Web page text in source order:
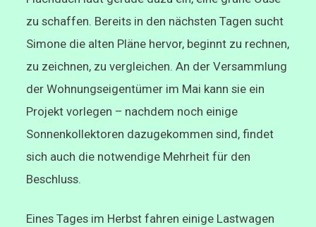
zu schaffen. Bereits in den nächsten Tagen sucht
Simone die alten Pläne hervor, beginnt zu rechnen,
zu zeichnen, zu vergleichen. An der Versammlung
der Wohnungseigentümer im Mai kann sie ein
Projekt vorlegen – nachdem noch einige
Sonnenkollektoren dazugekommen sind, findet
sich auch die notwendige Mehrheit für den
Beschluss.
Eines Tages im Herbst fahren einige Lastwagen